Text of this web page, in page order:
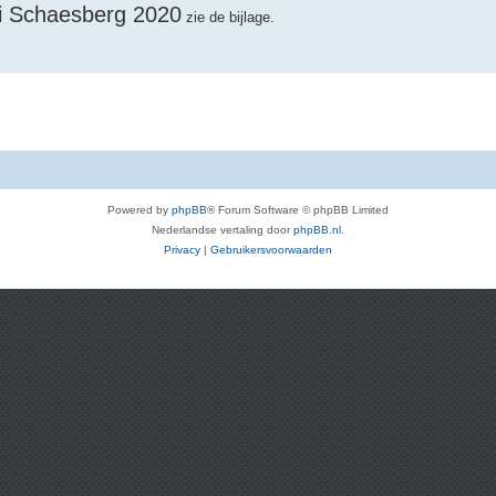
Schaesberg 2020 zie de bijlage.
Powered by phpBB® Forum Software © phpBB Limited
Nederlandse vertaling doorphpBB.nl
Privacy | Gebruikersvoorwaarden